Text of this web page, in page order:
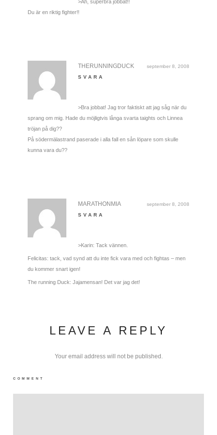
>Åh, superbra jobbat!!
Du är en riktig fighter!!
september 8, 2008
THERUNNINGDUCK
SVARA
>Bra jobbat! Jag tror faktiskt att jag såg när du
sprang om mig. Hade du möjligtvis långa svarta taights och Linnea
tröjan på dig??
På södermälastrand paserade i alla fall en sån löpare som skulle
kunna vara du??
september 8, 2008
MARATHONMIA
SVARA
>Karin: Tack vännen.
Felicitas: tack, vad synd att du inte fick vara med och fightas – men
du kommer snart igen!
The running Duck: Jajamensan! Det var jag det!
LEAVE A REPLY
Your email address will not be published.
COMMENT